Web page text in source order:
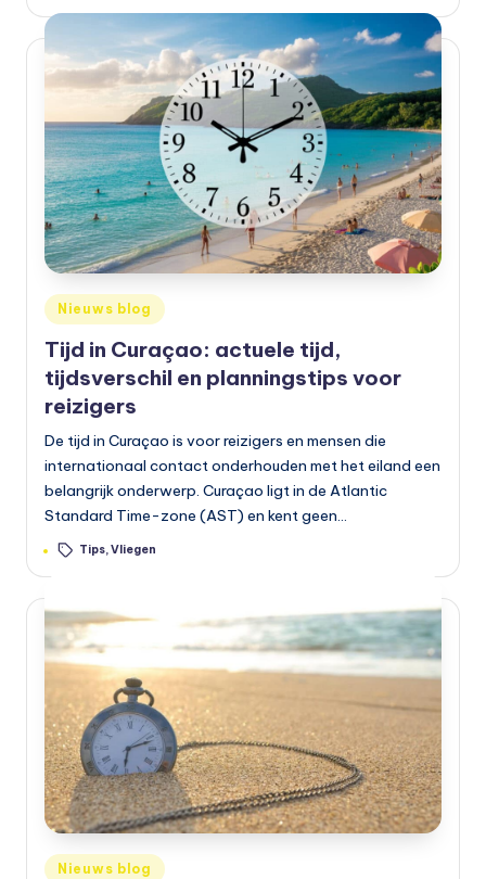
Geplaatst
in
Nieuws blog
Tijd in Curaçao: actuele tijd,
tijdsverschil en planningstips voor
reizigers
De tijd in Curaçao is voor reizigers en mensen die
internationaal contact onderhouden met het eiland een
belangrijk onderwerp. Curaçao ligt in de Atlantic
Standard Time-zone (AST) en kent geen…
Tags: Tips,Vliegen
Geplaatst
Nieuws blog